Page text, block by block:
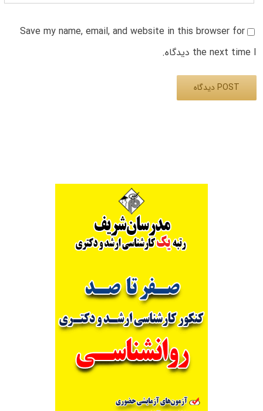
Save my name, email, and website in this browser for
the next time I دیدگاه.